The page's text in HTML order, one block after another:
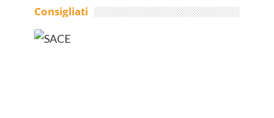
Consigliati